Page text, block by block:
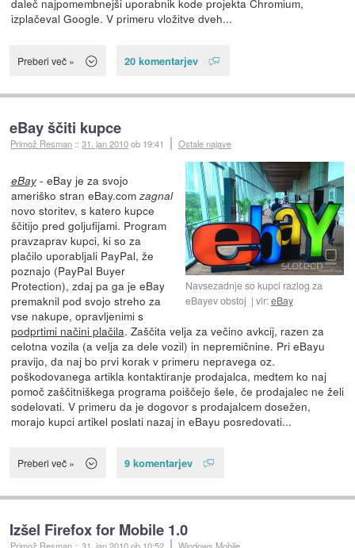
daleč najpomembnejši uporabnik kode projekta Chromium,
izplačeval Google. V primeru vložitve dveh...
Preberi več » 20 komentarjev
eBay ščiti kupce
Primož Resman ::31. jan 2010ob 19:41 Ostale najave
Navsezadnje so kupci razlog za
eBayev obstoj
vir:eBay
eBay- eBay je za svojo
ameriško stran eBay.com zagnal
novo storitev, s katero kupce
ščitijo pred goljufijami. Program
pravzaprav kupci, ki so za
plačilo uporabljali PayPal, že
poznajo (PayPal Buyer
Protection), zdaj pa ga je eBay
premaknil pod svojo streho za
vse nakupe, opravljenimi s
podprtimi načini plačila. Zaščita velja za večino avkcij, razen za
celotna vozila (a velja za dele vozil) in nepremičnine. Pri eBayu
pravijo, da naj bo prvi korak v primeru nepravega oz.
poškodovanega artikla kontaktiranje prodajalca, medtem ko naj
pomoč zaščitniškega programa poiščejo šele, če prodajalec ne želi
sodelovati. V primeru da je dogovor s prodajalcem dosežen,
morajo kupci artikel poslati nazaj in eBayu posredovati...
Preberi več » 9 komentarjev
Izšel Firefox for Mobile 1.0